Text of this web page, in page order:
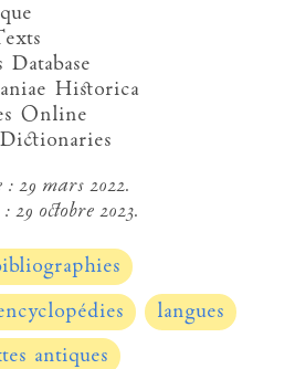
Historica
Online
:29 mars 2022.
:29 octobre 2023.
langues
antiques